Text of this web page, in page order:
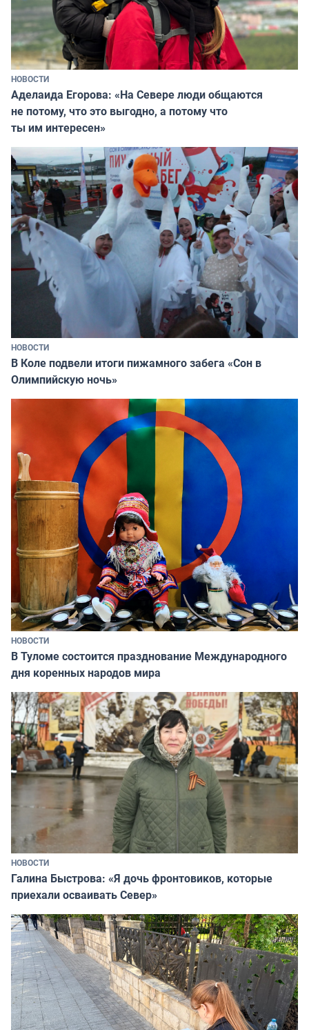
НОВОСТИ
Аделаида Егорова: «На Севере люди общаются
не потому, что это выгодно, а потому что
ты им интересен»
НОВОСТИ
В Коле подвели итоги пижамного забега «Сон в
Олимпийскую ночь»
НОВОСТИ
В Туломе состоится празднование Международного
дня коренных народов мира
НОВОСТИ
Галина Быстрова: «Я дочь фронтовиков, которые
приехали осваивать Север»